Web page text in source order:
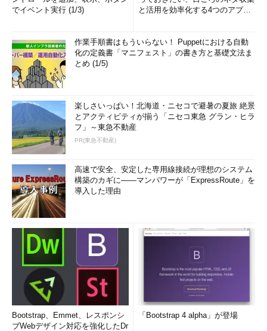
でイベント実行 (1/3)
と活用を効率化する4つのアプリ
作業手順書はもういらない！ Puppetにおける自動
化の定義書「マニフェスト」の書き方と基礎文法ま
とめ (1/5)
楽しさいっぱい！北海道・ニセコで避暑の夏旅 絶景
とアクティビティが揃う「ニセコ東急 グラン・ヒラ
フ」～東急不動産
PR(東急不動産)
高速で安全、安定した専用線接続が理想のシステム
構築のカギに――マンパワーが「ExpressRoute」を
導入した理由
Bootstrap、Emmet、レスポンシ
ブWebデザイン対応を強化したDr
「Bootstrap 4 alpha」が登場